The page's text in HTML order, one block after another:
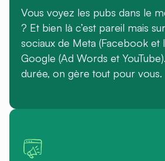
Vous voyez les pubs dans le
? Et bien là c’est pareil mais
sociaux de Meta (Facebook et
Google (Ad Words et
durée, on gère tout pour vous.